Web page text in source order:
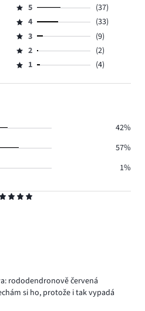
rododendronově červená
si ho, protože i tak vypadá
Hodnocení
5,
počet
hlasů
37.
5
(37)
Hodnocení
4,
počet
hlasů
4
(33)
Hodnocení
3,
počet
3
(9)
Hodnocení
2,
2
(2)
Hodnocení
1,
1 (4)
42%
57%
1%